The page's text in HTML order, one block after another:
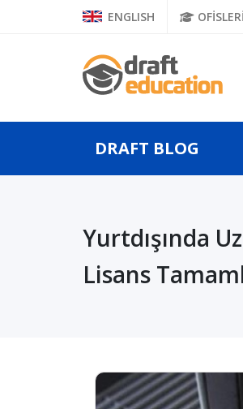
ENGLISH
DRAFT BLOG
Yurtdışında
Lisans
Geleceğin Bilgisayar
Bilimleri
Uluslararası ...